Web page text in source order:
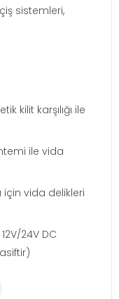
sistemleri,
kilit karşılığı ile
ile vida
için vida delikleri
24V DC